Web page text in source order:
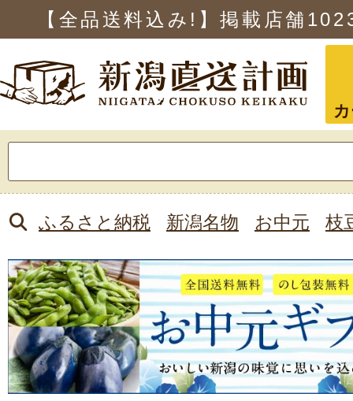
【全品送料込み!】掲載店舗
索:
ふるさと納税 新潟名物 お中元 枝